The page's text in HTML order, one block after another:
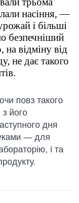
насіння, —
і більші
безпечніший
відміну від
не дає такого
повз такого
його
дня
— для
і та